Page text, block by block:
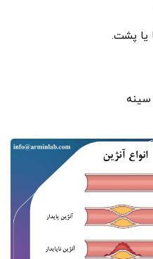
یا پشت.
سینه